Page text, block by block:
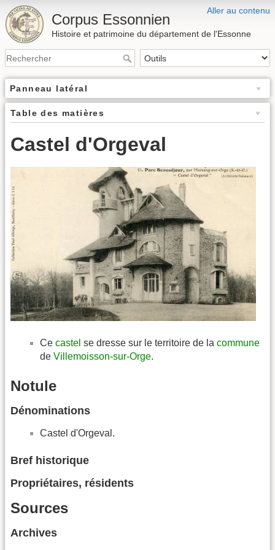
Aller au contenu
Corpus Essonnien
Histoire et patrimoine du département de l'Essonne
Panneau latéral
Table des matières
Castel d'Orgeval
Ce castel se dresse sur le territoire de la commune
de Villemoisson-sur-Orge.
Notule
Dénominations
Castel d'Orgeval.
Bref historique
Propriétaires, résidents
Sources
Archives